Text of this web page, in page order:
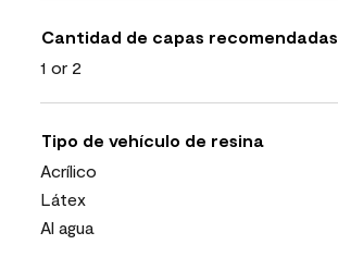
Cantidad de capas recomendadas
1 or 2
Tipo de vehículo de resina
Acrílico
Látex
Al agua